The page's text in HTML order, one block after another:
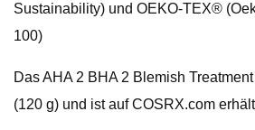
Sustainability) und OEKO-TEX®
100)
Das AHA 2 BHA 2 Blemish
(120 g) und ist auf COSRX.com